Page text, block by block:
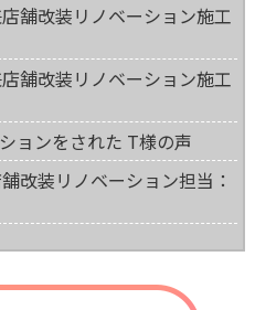
舗改装リノベーション施工
舗改装リノベーション施工
ョンをされた T様の声
改装リノベーション担当：